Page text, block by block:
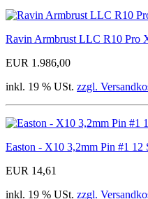
Ravin Armbrust LLC R10 Pro
EUR 1.986,00
inkl. 19 % USt. zzgl.
Easton - X10 3,2mm Pin #1 12
EUR 14,61
inkl. 19 % USt. zzgl.